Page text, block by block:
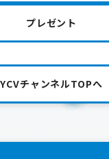
プレゼント
YCVチャンネルTOPへ